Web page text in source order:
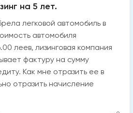
на 5 лет.
легковой автомобиль в
автомобиля
леев, лизинговая компания
фактуру на сумму
Как мне отразить ее в
отразить начисление